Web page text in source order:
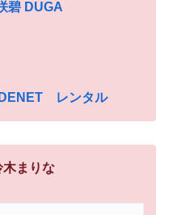
碧 DUGA
レンタル
木まりな